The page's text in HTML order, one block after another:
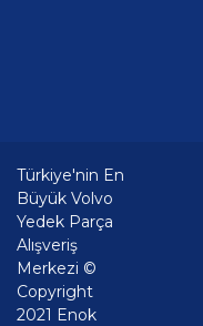
Türkiye'nin En
Büyük Volvo
Yedek Parça
Alışveriş
Merkezi ©
Copyright
2021 Enok